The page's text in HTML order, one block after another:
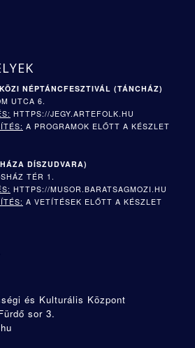
NÉPTÁNCFESZTIVÁL (TÁNCHÁZ)
UTCA 6.
HTTPS://JEGY.ARTEFOLK.HU
A PROGRAMOK ELŐTT A KÉSZLET
DÍSZUDVARA)
TÉR 1.
HTTPS://MUSOR.BARATSAGMOZI.HU
A VETÍTÉSEK ELŐTT A KÉSZLET
és Kulturális Központ
sor 3.